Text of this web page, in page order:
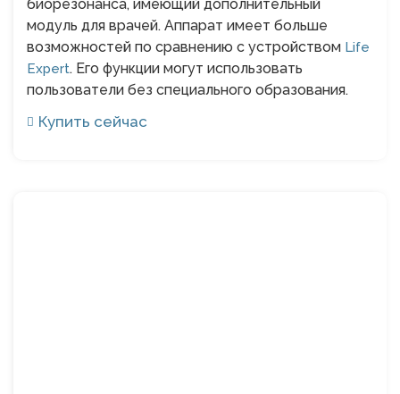
биорезонанса, имеющий дополнительный
модуль для врачей. Аппарат имеет больше
возможностей по сравнению с устройством Life
Expert. Его функции могут использовать
пользователи без специального образования.
Купить сейчас